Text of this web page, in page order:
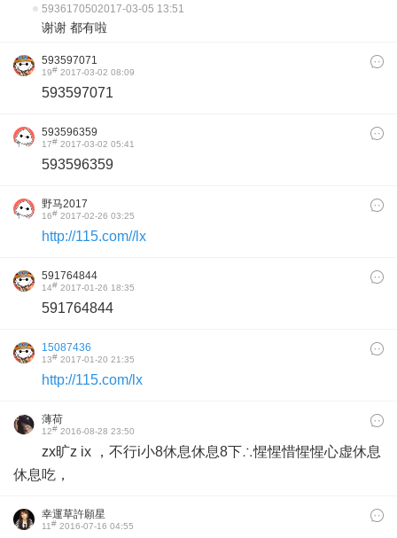
5936170502017-03-05 13:51
谢谢 都有啦
593597071
19# 2017-03-02 08:09
593597071
593596359
17# 2017-03-02 05:41
593596359
野马2017
16# 2017-02-26 03:25
http://115.com//lx
591764844
14# 2017-01-26 18:35
591764844
15087436
13# 2017-01-20 21:35
http://115.com/lx
薄荷
12# 2016-08-28 23:50
zx旷z ix ，不行i小8休息休息8下∴惺惺惜惺惺心虚休息
休息吃，
幸運草許願星
11# 2016-07-16 04:55